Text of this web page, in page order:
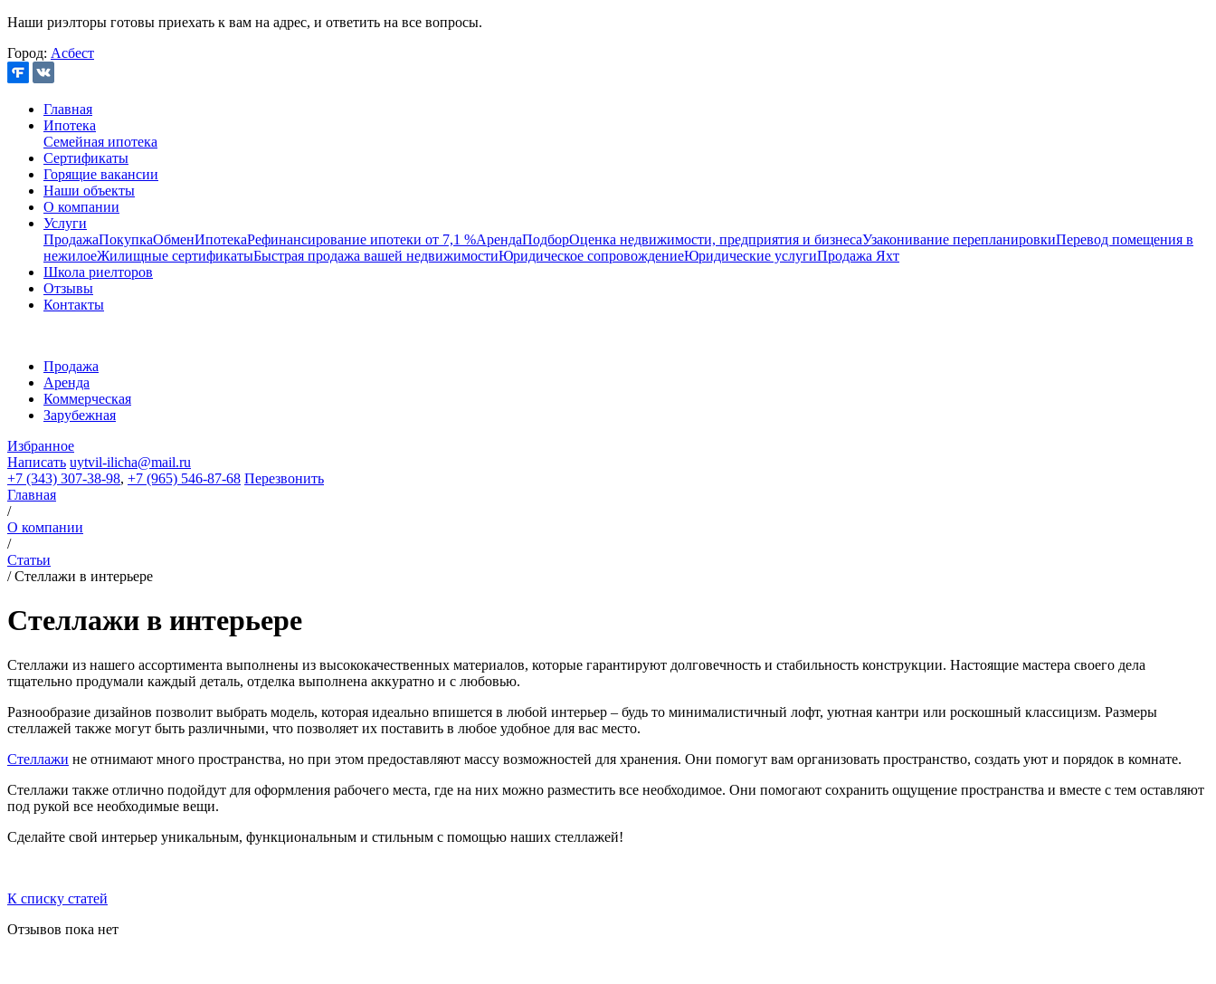
Наши риэлторы готовы приехать к вам на адрес, и ответить на все вопросы.
Город: Асбест
Главная
Ипотека
Семейная ипотека
Сертификаты
Горящие вакансии
Наши объекты
О компании
Услуги
ПродажаПокупкаОбменИпотекаРефинансирование ипотеки от 7,1 %АрендаПодборОценка недвижимости, предприятия и бизнесаУзаконивание перепланировкиПеревод помещения в
нежилоеЖилищные сертификатыБыстрая продажа вашей недвижимостиЮридическое сопровождениеЮридические услугиПродажа Яхт
Школа риелторов
Отзывы
Контакты
Продажа
Аренда
Коммерческая
Зарубежная
Избранное
Написать uytvil-ilicha@mail.ru
+7 (343) 307-38-98, +7 (965) 546-87-68 Перезвонить
Главная
/
О компании
/
Статьи
/Стеллажи в интерьере
Стеллажи в интерьере
Стеллажи из нашего ассортимента выполнены из высококачественных материалов, которые гарантируют долговечность и стабильность конструкции. Настоящие мастера своего дела
тщательно продумали каждый деталь, отделка выполнена аккуратно и с любовью.
Разнообразие дизайнов позволит выбрать модель, которая идеально впишется в любой интерьер – будь то минималистичный лофт, уютная кантри или роскошный классицизм. Размеры
стеллажей также могут быть различными, что позволяет их поставить в любое удобное для вас место.
Стеллажи не отнимают много пространства, но при этом предоставляют массу возможностей для хранения. Они помогут вам организовать пространство, создать уют и порядок в комнате.
Стеллажи также отлично подойдут для оформления рабочего места, где на них можно разместить все необходимое. Они помогают сохранить ощущение пространства и вместе с тем оставляют
под рукой все необходимые вещи.
Сделайте свой интерьер уникальным, функциональным и стильным с помощью наших стеллажей!
К списку статей
Отзывов пока нет